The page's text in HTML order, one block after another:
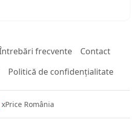
frecvente
Contact
Politică de confidențialitate
România